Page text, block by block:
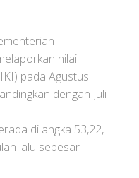
nilai
pada Agustus
dengan Juli
di angka 53,22,
lalu sebesar